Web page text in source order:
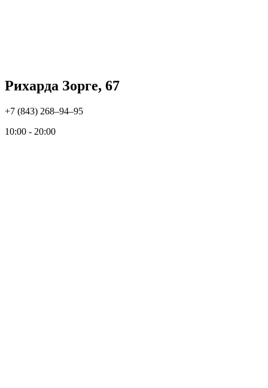
Рихарда Зорге, 67
+7 (843) 268‒94‒95
10:00 - 20:00